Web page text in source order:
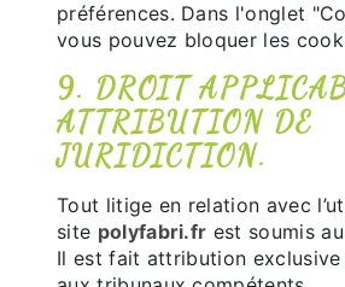
préférences. Dans l'onglet
vous pouvez bloquer les
9. DROIT
ATTRIBUTION DE
JURIDICTION.
Tout litige en relation avec
site polyfabri.fr est soumis
Il est fait attribution